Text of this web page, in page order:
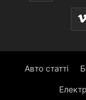
Авто статті